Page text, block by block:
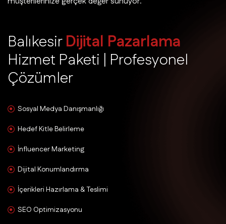
BalıkesirDijital Pazarlama
Hizmet Paketi | Profesyonel
Çözümler
Sosyal Medya Danışmanlığı
Hedef Kitle Belirleme
İnfluencer Marketing
Dijital Konumlandırma
İçerikleri Hazırlama & Teslimi
SEO Optimizasyonu